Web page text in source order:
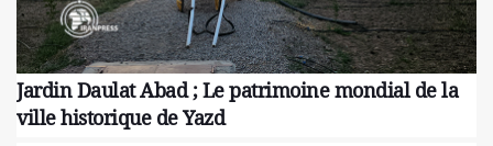
Jardin Daulat Abad ; Le patrimoine mondial de la
ville historique de Yazd